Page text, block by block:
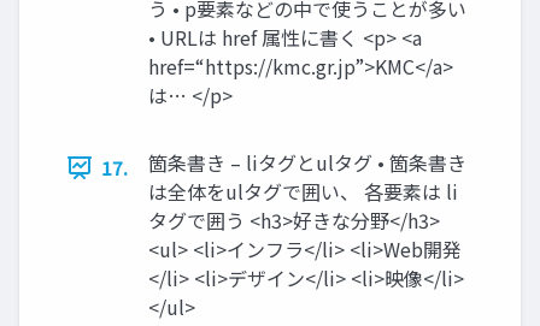
う • p要素などの中で使うことが多い
• URLは href 属性に書く <p> <a
href=“https://kmc.gr.jp”>KMC</a>
は… </p>
17.
箇条書き – liタグとulタグ • 箇条書き
は全体をulタグで囲い、 各要素は li
タグで囲う <h3>好きな分野</h3>
<ul> <li>インフラ</li> <li>Web開発
</li> <li>デザイン</li> <li>映像</li>
</ul>